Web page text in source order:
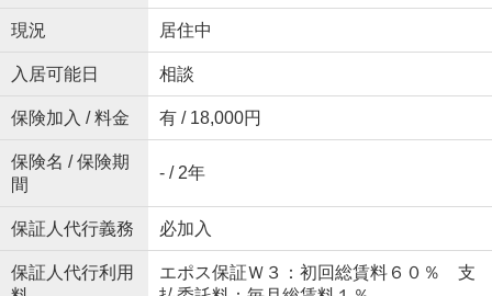
現況 居住中
入居可能日 相談
保険加入 / 料金 有 / 18,000円
保険名 / 保険期
間
- / 2年
保証人代行義務 必加入
保証人代行利用
エポス保証Ｗ３：初回総賃料６０％ 支